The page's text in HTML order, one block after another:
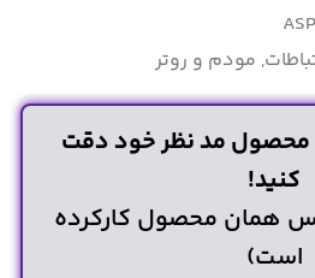
, مودم و روتر
محصول مد نظر خود دقت
کنید!
همان محصول کارکرده
است)